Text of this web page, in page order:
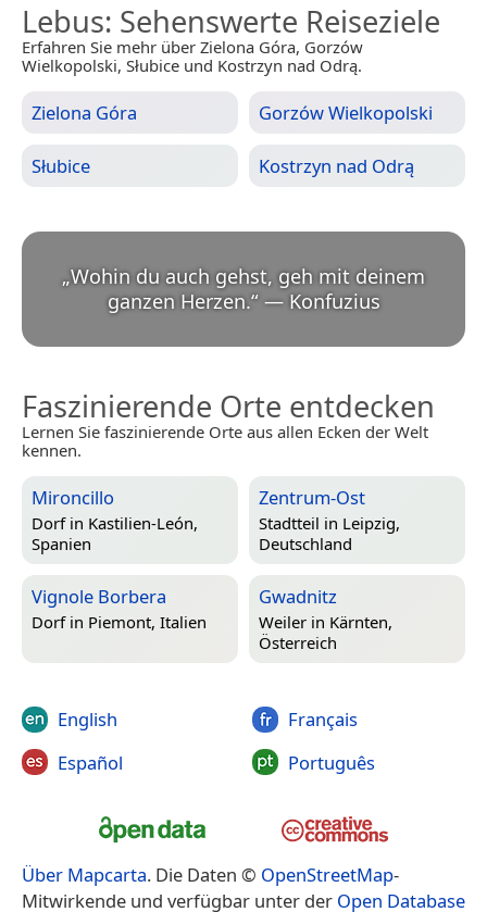
Lebus: Sehenswerte Reiseziele
Erfahren Sie mehr über Zielona Góra, Gorzów
Wielkopolski, Słubice und Kostrzyn nad Odrą.
Zielona Góra Gorzów Wielkopolski
Słubice Kostrzyn nad Odrą
„Wohin du auch gehst, geh mit deinem
ganzen Herzen.“ — Konfuzius
Faszinierende Orte entdecken
Lernen Sie faszinierende Orte aus allen Ecken der Welt
kennen.
Mironcillo
Dorf in Kastilien-León,
Spanien
Zentrum-Ost
Stadtteil in Leipzig,
Deutschland
Vignole Borbera
Dorf in Piemont, Italien
Gwadnitz
Weiler in Kärnten,
Österreich
English
Español
Français
Português
Über Mapcarta. Die Daten © OpenStreetMap-
Mitwirkende und verfügbar unter der Open Database